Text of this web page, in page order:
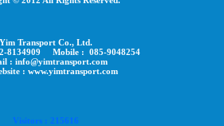
Yim Transport Co., Ltd.
8134909 Mobile : 085-9048254
: info@yimtransport.com
: www.yimtransport.com
Visitors : 215616